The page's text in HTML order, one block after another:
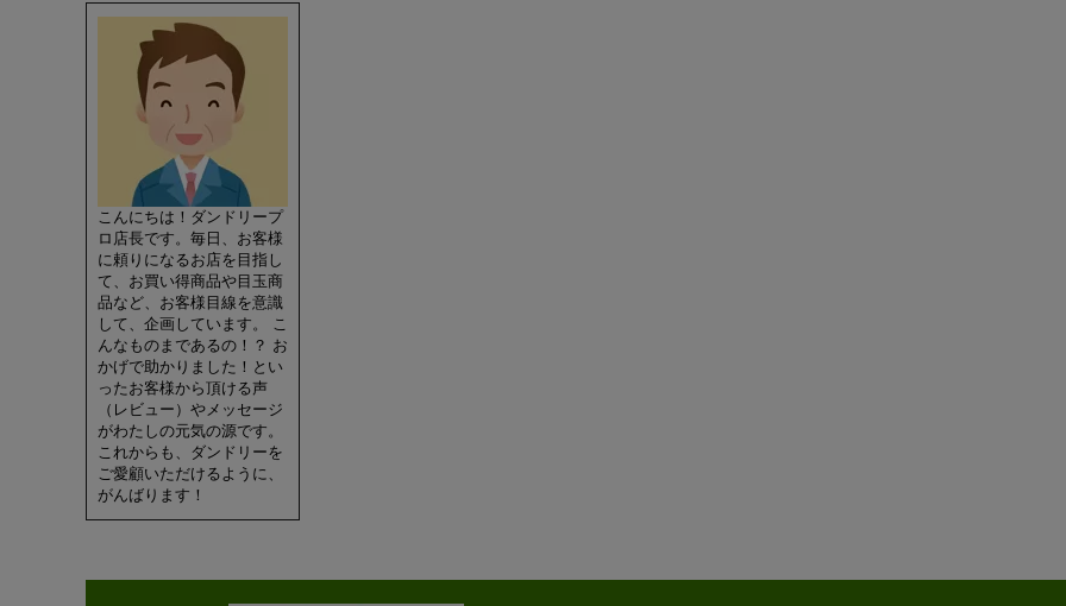
こんにちは！ダンドリープ
ロ店長です。毎日、お客様
に頼りになるお店を目指し
て、お買い得商品や目玉商
品など、お客様目線を意識
して、企画しています。 こ
んなものまであるの！？ お
かげで助かりました！とい
ったお客様から頂ける声
（レビュー）やメッセージ
がわたしの元気の源です。
これからも、ダンドリーを
ご愛顧いただけるように、
がんばります！